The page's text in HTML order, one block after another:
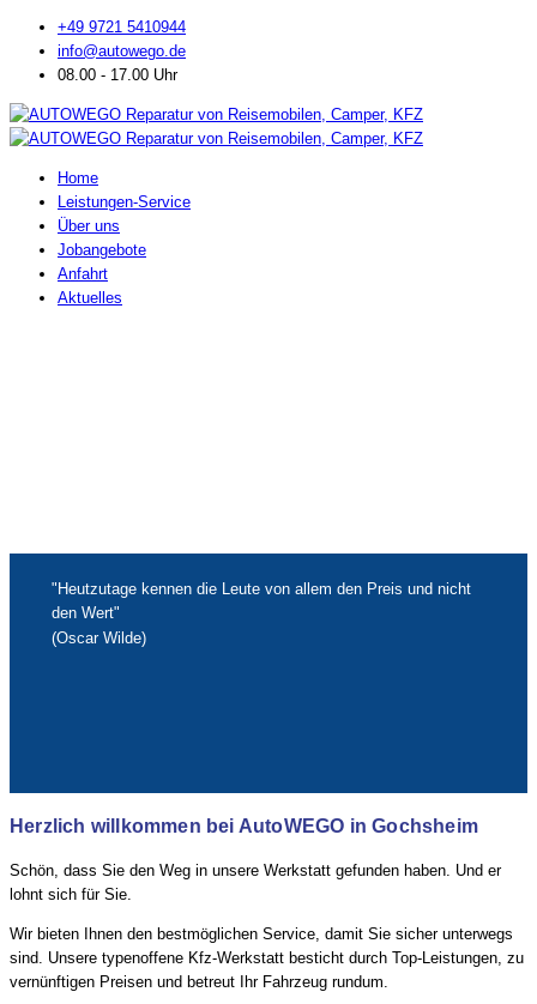
+49 9721 5410944
info@autowego.de
08.00 - 17.00 Uhr
Home
Leistungen-Service
Über uns
Jobangebote
Anfahrt
Aktuelles
"Heutzutage kennen die Leute von allem den Preis und nicht
den Wert"
(Oscar Wilde)
Herzlich willkommen bei AutoWEGO in Gochsheim
Schön, dass Sie den Weg in unsere Werkstatt gefunden haben. Und er
lohnt sich für Sie.
Wir bieten Ihnen den bestmöglichen Service, damit Sie sicher unterwegs
sind. Unsere typenoffene Kfz-Werkstatt besticht durch Top-Leistungen, zu
vernünftigen Preisen und betreut Ihr Fahrzeug rundum.